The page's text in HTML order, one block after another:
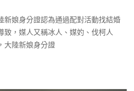
新娘身分證認為通過配對活動找結婚
致，媒人又稱冰人、媒妁、伐柯人
大陸新娘身分證